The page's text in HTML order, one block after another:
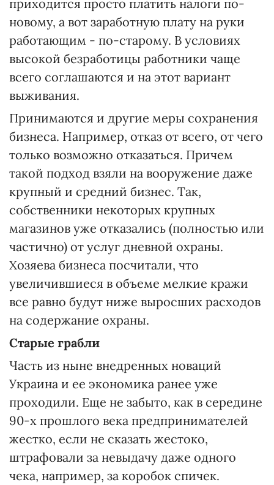
приходится просто платить налоги по-
новому, а вот заработную плату на руки
работающим - по-старому. В условиях
высокой безработицы работники чаще
всего соглашаются и на этот вариант
выживания.
Принимаются и другие меры сохранения
бизнеса. Например, отказ от всего, от чего
только возможно отказаться. Причем
такой подход взяли на вооружение даже
крупный и средний бизнес. Так,
собственники некоторых крупных
магазинов уже отказались (полностью или
частично) от услуг дневной охраны.
Хозяева бизнеса посчитали, что
увеличившиеся в объеме мелкие кражи
все равно будут ниже выросших расходов
на содержание охраны.
Старые грабли
Часть из ныне внедренных новаций
Украина и ее экономика ранее уже
проходили. Еще не забыто, как в середине
90-х прошлого века предпринимателей
жестко, если не сказать жестоко,
штрафовали за невыдачу даже одного
чека, например, за коробок спичек.